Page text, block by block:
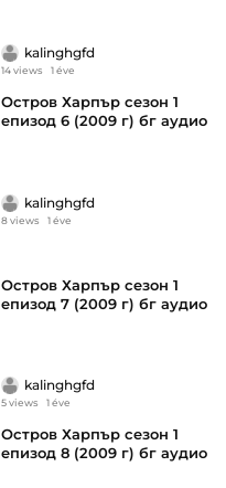
kalinghgfd
14 views 1 éve
Остров Харпър сезон 1
епизод 6 (2009 г) бг аудио
kalinghgfd
8 views 1 éve
Остров Харпър сезон 1
епизод 7 (2009 г) бг аудио
kalinghgfd
5 views 1 éve
Остров Харпър сезон 1
епизод 8 (2009 г) бг аудио